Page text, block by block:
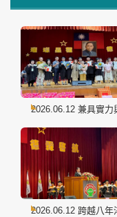
2026.06.12 兼具實力
的餐旅之光！宏國德
靈菲獲頒「林謝罕見
2026.06.12 跨越八年